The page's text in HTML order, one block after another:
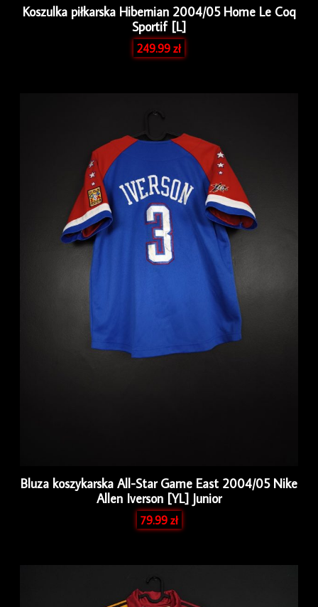
Koszulka piłkarska Hibernian 2004/05 Home Le Coq
Sportif [L]
249.99zł
Bluza koszykarska All-Star Game East 2004/05 Nike
Allen Iverson [YL] Junior
79.99zł